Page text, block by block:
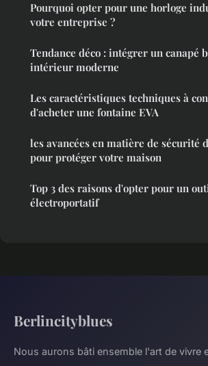
Pourquoi opter pour une horloge
votre entreprise ?
Tendance déco : intégrer un canapé
intérieur moderne
Les caractéristiques techniques à
d'acheter une fontaine EVA
les avancées en matière de sécurité
pour protéger votre maison
Top 3 des raisons d'opter pour un
électroportatif
Berlincityblues
Nous aurons bâti ensemble l'art de vivre